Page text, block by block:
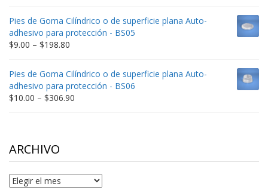
$9.00
through
$332.65
Pies de Goma Cilíndrico o de superficie plana Auto-
adhesivo para protección - BS05
$9.00 – $198.80
$9.00
through
$198.80
Pies de Goma Cilíndrico o de superficie plana Auto-
adhesivo para protección - BS06
$10.00 – $306.90
ARCHIVO
Archivo